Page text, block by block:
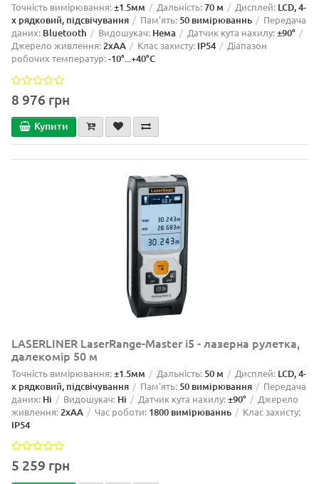
Точність вимірювання:±1.5мм Дальність:70 м Дисплей: LCD, 4-
х рядковий, підсвічування
Пам'ять: 50 вимірюваннь
Передача
даних: Bluetooth Видошукач: Нема Датчик кута нахилу:±90°
Джерело живлення:2xAA Клас захисту: IP54
Діапазон
робочих температур:-10°...+40°С
8 976 грн
Купити
LASERLINER LaserRange-Master i5 - лазерна рулетка,
далекомір 50 м
Точність вимірювання:±1.5мм Дальність: 50 м Дисплей: LCD, 4-
х рядковий, підсвічування
Пам'ять: 50 вимірювання
Передача
даних: Ні Видошукач: Ні Датчик кута нахилу:±90°
Джерело
живлення:2xAA Час роботи: 1800 вимірюваннь Клас захисту:
IP54
5 259 грн